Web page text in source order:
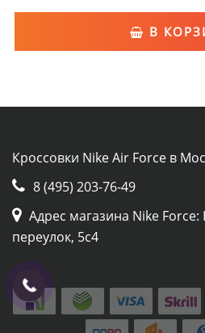
В
Кроссовки Nike Air Force в
8 (495) 203-76-49
Адрес магазина Nike
переулок, 5с4